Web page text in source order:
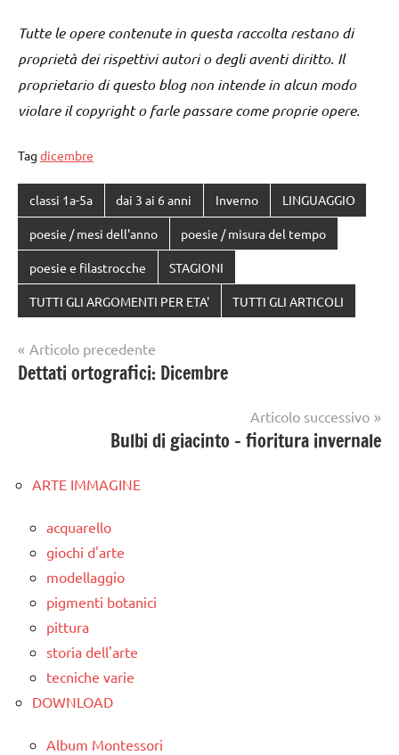
Tutte le opere contenute in questa raccolta restano di
proprietà dei rispettivi autori o degli aventi diritto. Il
proprietario di questo blog non intende in alcun modo
violare il copyright o farle passare come proprie opere.
Tag dicembre
classi 1a-5a dai 3 ai 6 anni Inverno LINGUAGGIO
poesie / mesi dell'anno poesie / misura del tempo
poesie e filastrocche STAGIONI
TUTTI GLI ARGOMENTI PER ETA' TUTTI GLI ARTICOLI
Navigazione
articoli
Articolo precedente
Dettati ortografici: Dicembre
Articolo successivo
Bulbi di giacinto – fioritura invernale
ARTE IMMAGINE
acquarello
giochi d'arte
modellaggio
pigmenti botanici
pittura
storia dell'arte
tecniche varie
DOWNLOAD
Album Montessori